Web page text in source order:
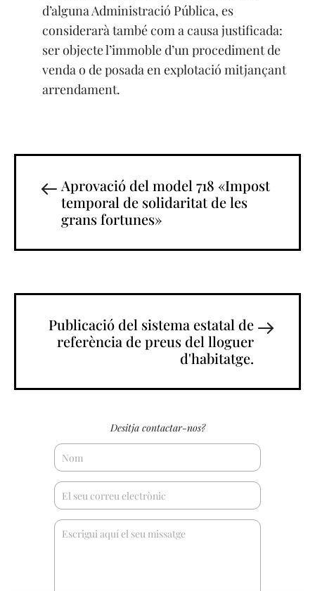
d’alguna Administració Pública, es
considerarà també com a causa justificada:
ser objecte l’immoble d’un procediment de
venda o de posada en explotació mitjançant
arrendament.
Aprovació del model 718 «Impost
temporal de solidaritat de les
grans fortunes»
Publicació del sistema estatal de
referència de preus del lloguer
d'habitatge.
Desitja contactar-nos?